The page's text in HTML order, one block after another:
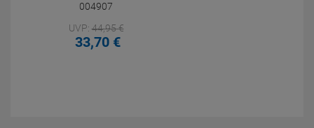
004907
UVP:44,95€
33,70 €